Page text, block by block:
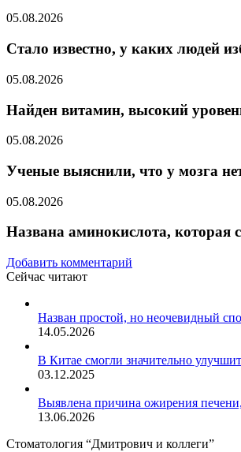
05.08.2026
Стало известно, у каких людей
05.08.2026
Найден витамин, высокий
05.08.2026
Ученые выяснили, что у мозга
05.08.2026
Названа аминокислота, которая
Добавить комментарий
Сейчас читают
Назван простой, но неочевидный
14.05.2026
В Китае смогли значительно
03.12.2025
Выявлена причина ожирения
13.06.2026
Стоматология “Дмитрович и коллеги”